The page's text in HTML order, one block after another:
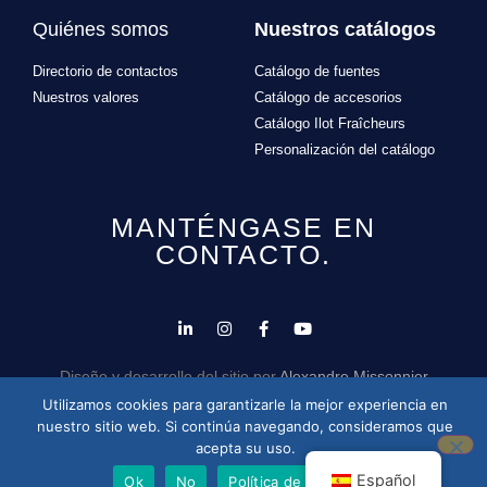
Quiénes somos
Directorio de contactos
Nuestros valores
Nuestros catálogos
Catálogo de fuentes
Catálogo de accesorios
Catálogo Ilot Fraîcheurs
Personalización del catálogo
MANTÉNGASE EN
CONTACTO.
Diseño y desarrollo del sitio porAlexandre Missonnier
Español
Utilizamos cookies para garantizarle la mejor experiencia en
nuestro sitio web. Si continúa navegando, consideramos que
acepta su uso.
Ok
No Política de privacidad